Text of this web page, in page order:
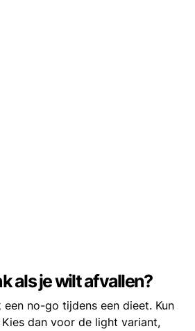
als je wilt afvallen?
een no-go tijdens een dieet. Kun
dan voor de light variant,